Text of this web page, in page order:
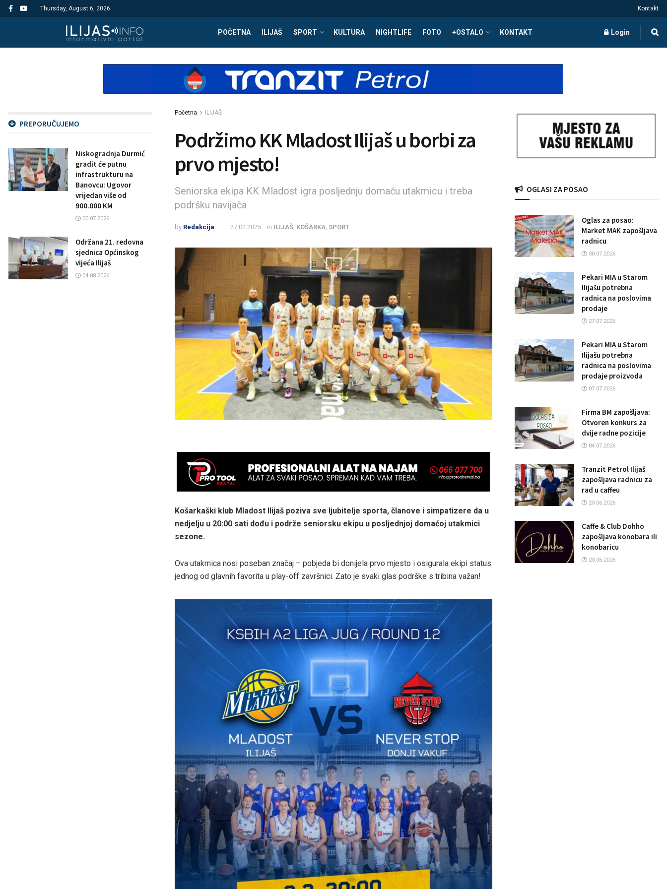
Thursday, August 6, 2026 Kontakt
POČETNA ILIJAŠ SPORT KULTURA NIGHTLIFE FOTO +OSTALO KONTAKT Login
Početna ILIJAŠ
Podržimo KK Mladost Ilijaš u borbi za
prvo mjesto!
Seniorska ekipa KK Mladost igra posljednju domaću utakmicu i treba
podršku navijača
by Redakcija 27.02.2025. in ILIJAŠ KOŠARKA SPORT
Košarkaški klub Mladost Ilijaš poziva sve ljubitelje sporta, članove i simpatizere da u
nedjelju u 20:00 sati dođu i podrže seniorsku ekipu u posljednjoj domaćoj utakmici
sezone.
Ova utakmica nosi poseban značaj – pobjeda bi donijela prvo mjesto i osigurala ekipi status
jednog od glavnih favorita u play-off završnici. Zato je svaki glas podrške s tribina važan!
PREPORUČUJEMO
Niskogradnja Durmić
gradit će putnu
infrastrukturu na
Banovcu: Ugovor
vrijedan više od
900.000 KM
30.07.2026.
Održana 21. redovna
sjednica Općinskog
vijeća Ilijaš
04.08.2026.
OGLASI ZA POSAO
Oglas za posao:
Market MAK zapošljava
radnicu
30.07.2026.
Pekari MIA u Starom
Ilijašu potrebna
radnica na poslovima
prodaje
27.07.2026.
Pekari MIA u Starom
Ilijašu potrebna
radnica na poslovima
prodaje proizvoda
07.07.2026.
Firma BM zapošljava:
Otvoren konkurs za
dvije radne pozicije
04.07.2026.
Tranzit Petrol Ilijaš
zapošljava radnicu za
rad u caffeu
23.06.2026.
Caffe & Club Dohho
zapošljava konobara ili
konobaricu
23.06.2026.